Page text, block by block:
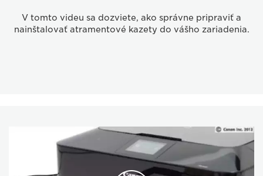
V tomto videu sa dozviete, ako správne pripraviť a
nainštalovať atramentové kazety do vášho zariadenia.